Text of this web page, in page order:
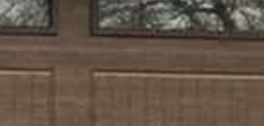



















































